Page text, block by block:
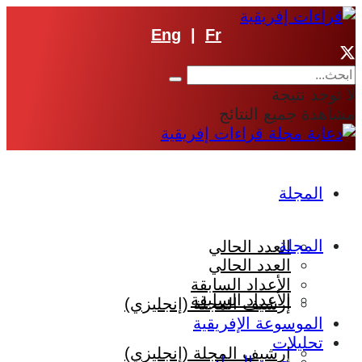
Eng Fr
لا توجد نتيجة
مشاهدة جميع النتائج
المجلة
العدد الحالي
الأعداد السابقة
إرشيف المجلة (إنجليزي)
المجلة
العدد الحالي
الأعداد السابقة
إرشيف المجلة (إنجليزي)
الموسوعة الإفريقية
تحليلات